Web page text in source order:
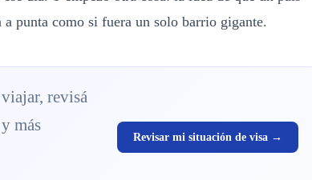
punta como si fuera un solo barrio gigante.
revisá
más
Revisar mi situación de visa →